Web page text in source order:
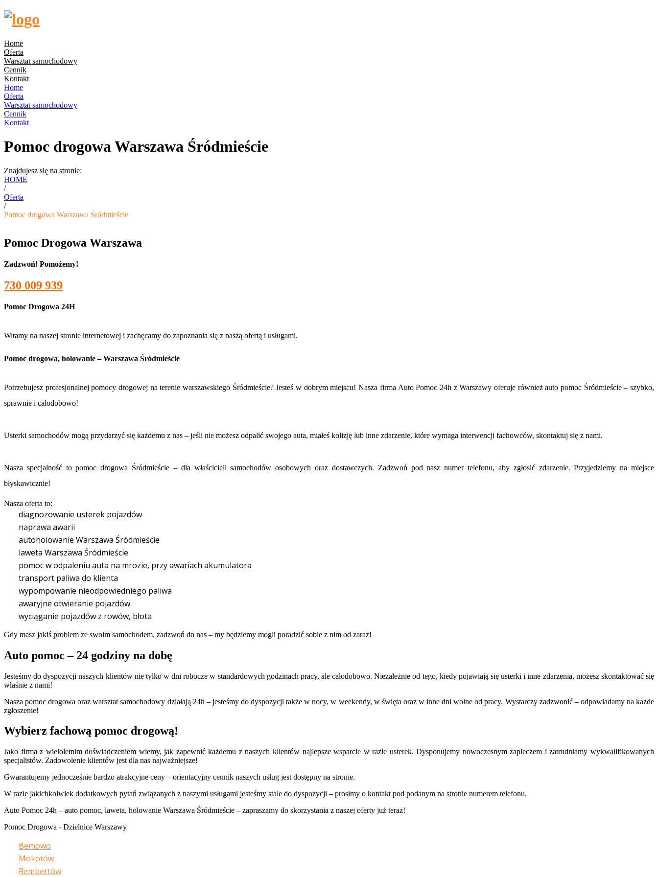
Home
Oferta
Warsztat samochodowy
Cennik
Kontakt
Home
Oferta
Warsztat samochodowy
Cennik
Kontakt
Pomoc drogowa Warszawa Śródmieście
Znajdujesz się na stronie:
HOME
/
Oferta
/
Pomoc drogowa Warszawa Śródmieście
Pomoc Drogowa Warszawa
Zadzwoń! Pomożemy!
730 009 939
Pomoc Drogowa 24H
Witamy na naszej stronie internetowej i zachęcamy do zapoznania się z naszą ofertą i usługami.
Pomoc drogowa, holowanie – Warszawa Śródmieście
Potrzebujesz profesjonalnej pomocy drogowej na terenie warszawskiego Śródmieście? Jesteś w dobrym miejscu! Nasza firma Auto Pomoc 24h z Warszawy oferuje również auto pomoc Śródmieście – szybko,
sprawnie i całodobowo!
Usterki samochodów mogą przydarzyć się każdemu z nas – jeśli nie możesz odpalić swojego auta, miałeś kolizję lub inne zdarzenie, które wymaga interwencji fachowców, skontaktuj się z nami.
Nasza specjalność to pomoc drogowa Śródmieście – dla właścicieli samochodów osobowych oraz dostawczych. Zadzwoń pod nasz numer telefonu, aby zgłosić zdarzenie. Przyjedziemy na miejsce
błyskawicznie!
Nasza oferta to:
diagnozowanie usterek pojazdów
naprawa awarii
autoholowanie Warszawa Śródmieście
laweta Warszawa Śródmieście
pomoc w odpaleniu auta na mrozie, przy awariach akumulatora
transport paliwa do klienta
wypompowanie nieodpowiedniego paliwa
awaryjne otwieranie pojazdów
wyciąganie pojazdów z rowów, błota
Gdy masz jakiś problem ze swoim samochodem, zadzwoń do nas – my będziemy mogli poradzić sobie z nim od zaraz!
Auto pomoc – 24 godziny na dobę
Jesteśmy do dyspozycji naszych klientów nie tylko w dni robocze w standardowych godzinach pracy, ale całodobowo. Niezależnie od tego, kiedy pojawiają się usterki i inne zdarzenia, możesz skontaktować się
właśnie z nami!
Nasza pomoc drogowa oraz warsztat samochodowy działają 24h – jesteśmy do dyspozycji także w nocy, w weekendy, w święta oraz w inne dni wolne od pracy. Wystarczy zadzwonić – odpowiadamy na każde
zgłoszenie!
Wybierz fachową pomoc drogową!
Jako firma z wieloletnim doświadczeniem wiemy, jak zapewnić każdemu z naszych klientów najlepsze wsparcie w razie usterek. Dysponujemy nowoczesnym zapleczem i zatrudniamy wykwalifikowanych
specjalistów. Zadowolenie klientów jest dla nas najważniejsze!
Gwarantujemy jednocześnie bardzo atrakcyjne ceny – orientacyjny cennik naszych usług jest dostępny na stronie.
W razie jakichkolwiek dodatkowych pytań związanych z naszymi usługami jesteśmy stale do dyspozycji – prosimy o kontakt pod podanym na stronie numerem telefonu.
Auto Pomoc 24h – auto pomoc, laweta, holowanie Warszawa Śródmieście – zapraszamy do skorzystania z naszej oferty już teraz!
Pomoc Drogowa - Dzielnice Warszawy
Bemowo
Mokotów
Rembertów